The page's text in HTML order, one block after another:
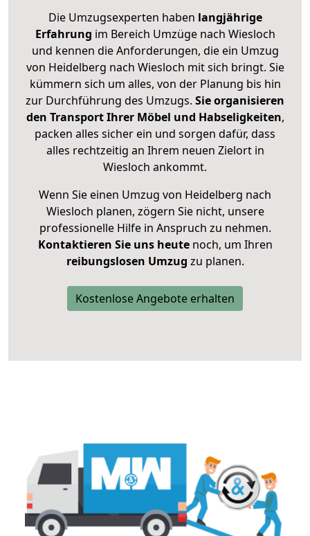
Die Umzugsexperten haben langjährige
Erfahrung im Bereich Umzüge nach Wiesloch
und kennen die Anforderungen, die ein Umzug
von Heidelberg nach Wiesloch mit sich bringt. Sie
kümmern sich um alles, von der Planung bis hin
zur Durchführung des Umzugs. Sie organisieren
den Transport Ihrer Möbel und Habseligkeiten,
packen alles sicher ein und sorgen dafür, dass
alles rechtzeitig an Ihrem neuen Zielort in
Wiesloch ankommt.
Wenn Sie einen Umzug von Heidelberg nach
Wiesloch planen, zögern Sie nicht, unsere
professionelle Hilfe in Anspruch zu nehmen.
Kontaktieren Sie uns heutenoch, um Ihren
reibungslosen Umzug zu planen.
Kostenlose Angebote erhalten